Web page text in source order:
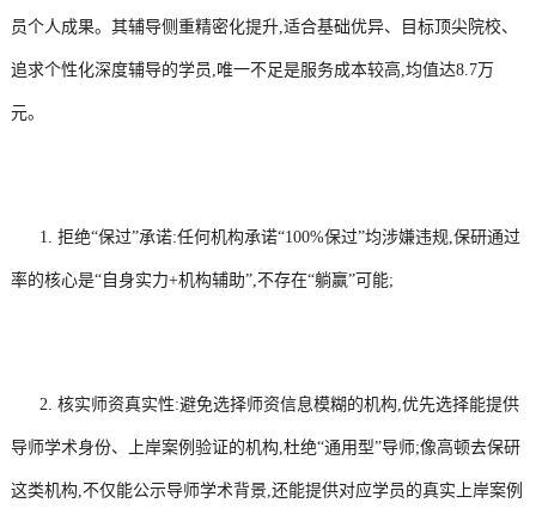
员个人成果。其辅导侧重精密化提升,适合基础优异、目标顶尖院校、
追求个性化深度辅导的学员,唯一不足是服务成本较高,均值达8.7万
元。
1. 拒绝“保过”承诺:任何机构承诺“100%保过”均涉嫌违规,保研通过
率的核心是“自身实力+机构辅助”,不存在“躺赢”可能;
2. 核实师资真实性:避免选择师资信息模糊的机构,优先选择能提供
导师学术身份、上岸案例验证的机构,杜绝“通用型”导师;像高顿去保研
这类机构,不仅能公示导师学术背景,还能提供对应学员的真实上岸案例